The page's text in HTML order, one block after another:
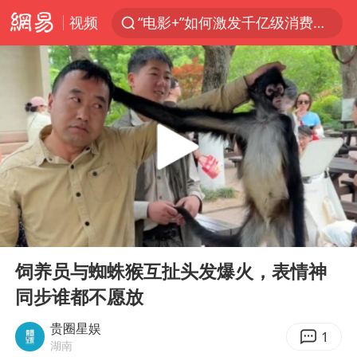
视频
“电影+”如何激发千亿级消费新活力？
预计“白海豚”明晚将在浙江舟山到福建福鼎一带沿海登陆
云南一地过火把节意外灼伤16人
女子被狗舔脚确诊三级暴露 医生回应
台风白海豚已进入24小时警戒线
泰国校园枪击事件已致8死30余伤
俄黑客称掌握北约直接参与袭俄证据
“东北超”哈尔滨主场收官战小贴士
考生称遭第二名花钱劝退 当地再通报
泉州市委书记张毅恭被查
Play
00:00 01:01
饲养员与蜘蛛猴互扯头发爆火，表情神
同步谁都不愿放
贵圈星娱
湖南 1